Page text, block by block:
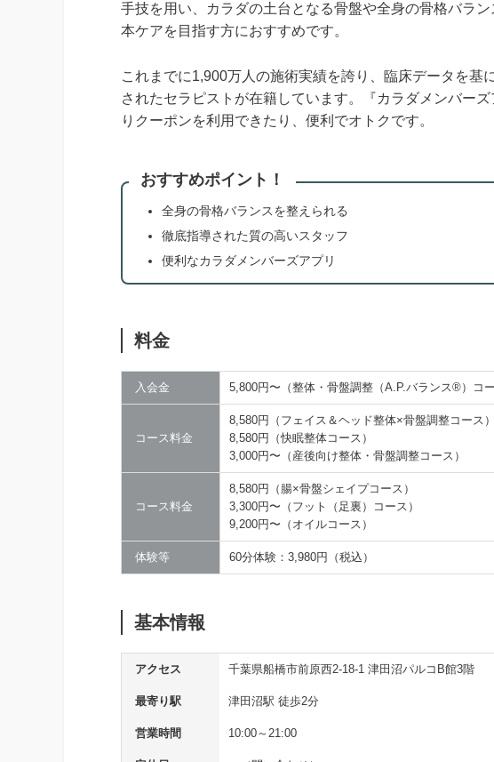
手技を用い、カラダの土台となる骨盤や全身の骨格バラ
本ケアを目指す方におすすめです。
これまでに1,900万人の施術実績を誇り、臨床データを基
されたセラピストが在籍しています。『カラダメンバー
りクーポンを利用できたり、便利でオトクです。
おすすめポイント！
全身の骨格バランスを整えられる
徹底指導された質の高いスタッフ
便利なカラダメンバーズアプリ
料金
入会金 5,800円〜（整体・骨盤調整（A.P.バランス®）コー
コース料金
8,580円（フェイス＆ヘッド整体×骨盤調整コース）
8,580円（快眠整体コース）
3,000円〜（産後向け整体・骨盤調整コース）
コース料金
8,580円（腸×骨盤シェイプコース）
3,300円〜（フット（足裏）コース）
9,200円〜（オイルコース）
体験等 60分体験：3,980円（税込）
基本情報
アクセス 千葉県船橋市前原西2-18-1 津田沼パルコB館3階
最寄り駅 津田沼駅 徒歩2分
営業時間 10:00～21:00